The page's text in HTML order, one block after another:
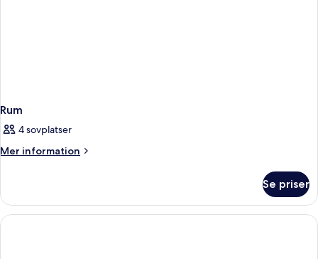
Rum
4 sovplatser
Mer information
Mer
Se priser